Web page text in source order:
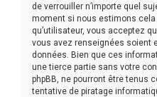
de verrouiller n’importe quel
moment si nous estimons
qu’utilisateur, vous acceptez
vous avez renseignées soient
données. Bien que ces
une tierce partie sans votre
phpBB, ne pourront être tenus
tentative de piratage